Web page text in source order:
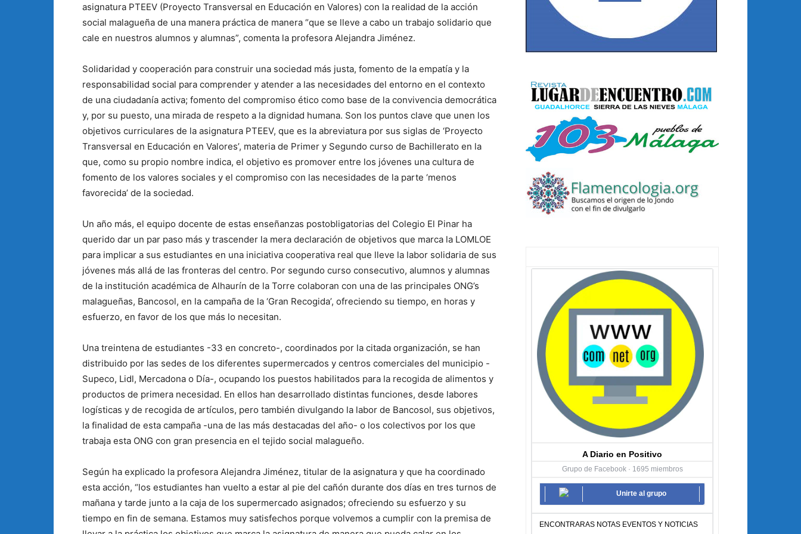
asignatura PTEEV (Proyecto Transversal en Educación en Valores) con la realidad de la acción
social malagueña de una manera práctica de manera “que se lleve a cabo un trabajo solidario que
cale en nuestros alumnos y alumnas”, comenta la profesora Alejandra Jiménez.
Solidaridad y cooperación para construir una sociedad más justa, fomento de la empatía y la
responsabilidad social para comprender y atender a las necesidades del entorno en el contexto
de una ciudadanía activa; fomento del compromiso ético como base de la convivencia democrática
y, por su puesto, una mirada de respeto a la dignidad humana. Son los puntos clave que unen los
objetivos curriculares de la asignatura PTEEV, que es la abreviatura por sus siglas de ‘Proyecto
Transversal en Educación en Valores’, materia de Primer y Segundo curso de Bachillerato en la
que, como su propio nombre indica, el objetivo es promover entre los jóvenes una cultura de
fomento de los valores sociales y el compromiso con las necesidades de la parte ‘menos
favorecida’ de la sociedad.
Un año más, el equipo docente de estas enseñanzas postobligatorias del Colegio El Pinar ha
querido dar un par paso más y trascender la mera declaración de objetivos que marca la LOMLOE
para implicar a sus estudiantes en una iniciativa cooperativa real que lleve la labor solidaria de sus
jóvenes más allá de las fronteras del centro. Por segundo curso consecutivo, alumnos y alumnas
de la institución académica de Alhaurín de la Torre colaboran con una de las principales ONG’s
malagueñas, Bancosol, en la campaña de la ‘Gran Recogida’, ofreciendo su tiempo, en horas y
esfuerzo, en favor de los que más lo necesitan.
Una treintena de estudiantes -33 en concreto-, coordinados por la citada organización, se han
distribuido por las sedes de los diferentes supermercados y centros comerciales del municipio -
Supeco, Lidl, Mercadona o Día-, ocupando los puestos habilitados para la recogida de alimentos y
productos de primera necesidad. En ellos han desarrollado distintas funciones, desde labores
logísticas y de recogida de artículos, pero también divulgando la labor de Bancosol, sus objetivos,
la finalidad de esta campaña -una de las más destacadas del año- o los colectivos por los que
trabaja esta ONG con gran presencia en el tejido social malagueño.
Según ha explicado la profesora Alejandra Jiménez, titular de la asignatura y que ha coordinado
esta acción, “los estudiantes han vuelto a estar al pie del cañón durante dos días en tres turnos de
mañana y tarde junto a la caja de los supermercado asignados; ofreciendo su esfuerzo y su
tiempo en fin de semana. Estamos muy satisfechos porque volvemos a cumplir con la premisa de
A Diario en Positivo
Grupo de Facebook · 1695 miembros
Unirte al grupo
ENCONTRARAS NOTAS EVENTOS Y NOTICIAS